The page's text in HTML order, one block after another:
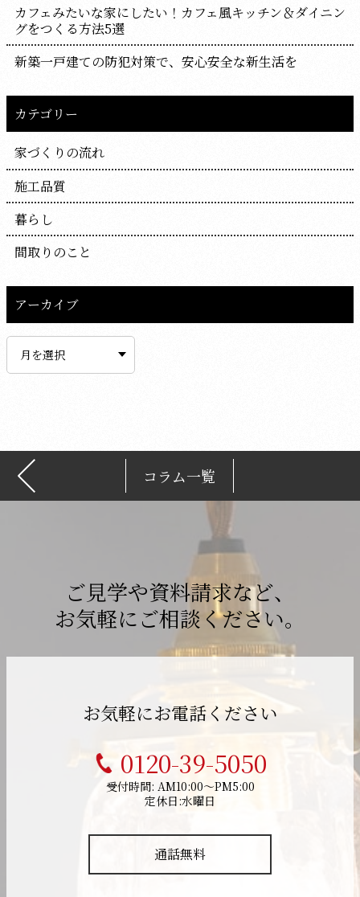
カフェみたいな家にしたい！カフェ風キッチン＆ダイニン
グをつくる方法5選
新築一戸建ての防犯対策で、安心安全な新生活を
カテゴリー
家づくりの流れ
施工品質
暮らし
間取りのこと
アーカイブ
イ
コラム一覧
ご見学や資料請求など、
お気軽にご相談ください。
お気軽にお電話ください
0120-39-5050
受付時間: AM10:00～PM5:00
定休日:水曜日
通話無料